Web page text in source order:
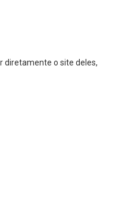
diretamente o site deles,